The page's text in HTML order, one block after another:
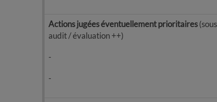
Actions jugées éventuellement prioritaires
audit / évaluation ++)
-
-